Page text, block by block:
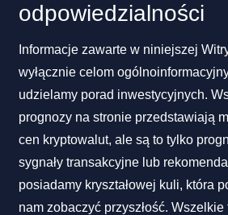
odpowiedzialności
Informacje zawarte w niniejszej
wyłącznie celom
udzielamy porad inwestycyjnych.
prognozy na stronie przedstawiają
cen kryptowalut, ale są to tylko
sygnały transakcyjne lub
posiadamy kryształowej kuli, która
nam zobaczyć przyszłość.